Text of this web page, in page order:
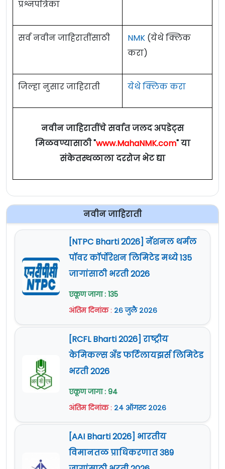
प्रश्नपत्रिका
सर्व नवीन जाहिरातींसाठी NMK (येथे क्लिक
करा)
जिल्हा नुसार जाहिराती येथे क्लिक करा
नवीन जाहिरातींचे सर्वात जलद अपडेट्स
मिळवण्यासाठी " www.MahaNMK.com" या
संकेतस्थळाला दररोज भेट द्या
नवीन जाहिराती
[NTPC Bharti 2026] नॅशनल थर्मल
पॉवर कॉर्पोरेशन लिमिटेड मध्ये 135
जागांसाठी भरती 2026
एकूण जागा : 135
अंतिम दिनांक : २६ जुलै २०२६
[RCFL Bharti 2026] राष्ट्रीय
केमिकल्स अँड फर्टिलायझर्स लिमिटेड
भरती 2026
एकूण जागा : 94
अंतिम दिनांक : २४ ऑगस्ट २०२६
[AAI Bharti 2026] भारतीय
विमानतळ प्राधिकरणात 389